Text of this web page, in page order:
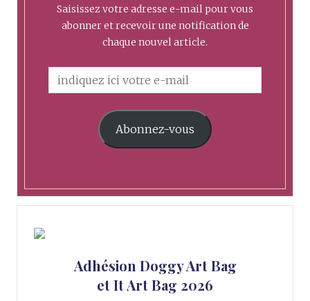
Saisissez votre adresse e-mail pour vous
abonner et recevoir une notification de
chaque nouvel article.
Abonnez-vous
Adhésion Doggy Art Bag
et It Art Bag 2026